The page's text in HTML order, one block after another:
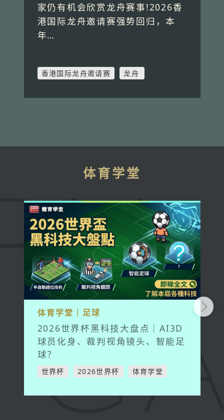
家仍有机会欣赏龙舟赛事!2026香
港国际龙舟邀请赛强势回归，本
年…
香港国际龙舟邀请赛 龙舟
体育学堂
体育学堂｜足球
2026世界杯黑科技大盘点｜AI3D
球员化身、裁判视角镜头、智能足
球？
世界杯 2026世界杯 体育学堂